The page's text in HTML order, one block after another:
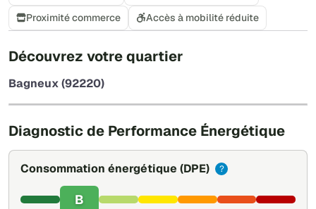
Proximité commerce
Accès à mobilité réduite
Découvrez votre quartier
Bagneux (92220)
Diagnostic de Performance Énergétique
Consommation énergétique (DPE) ?
B